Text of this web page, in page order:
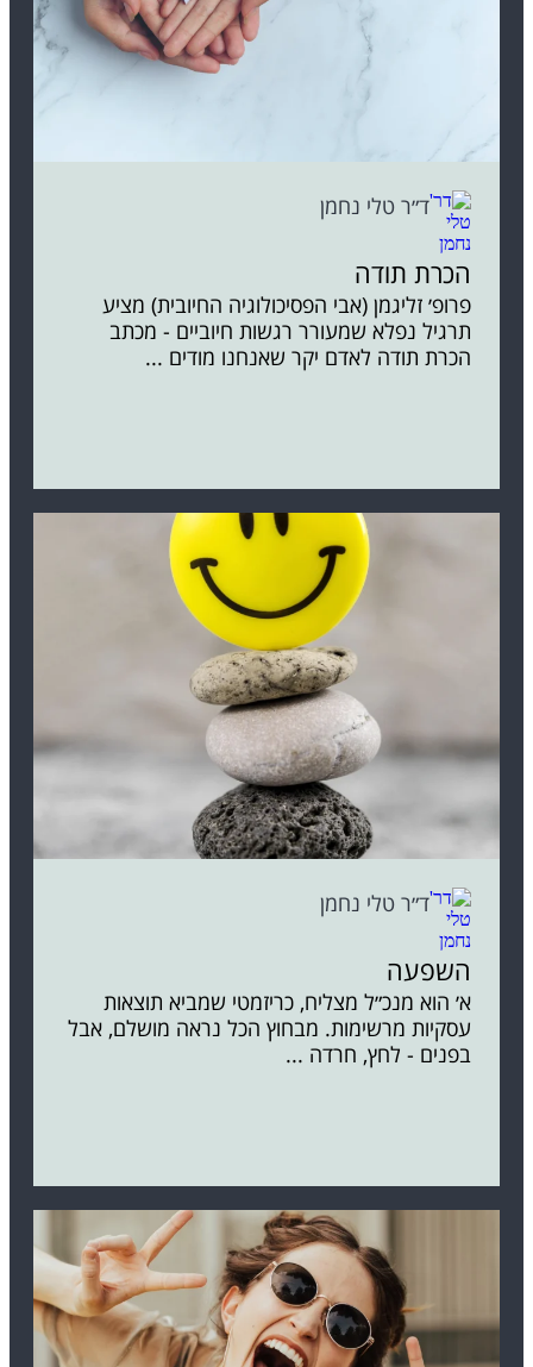
ד״ר טלי נחמן
הכרת תודה
פרופ׳ זליגמן (אבי הפסיכולוגיה החיובית) מציע
תרגיל נפלא שמעורר רגשות חיוביים - מכתב
הכרת תודה לאדם יקר שאנחנו מודים ...
ד״ר טלי נחמן
השפעה
א׳ הוא מנכ״ל מצליח, כריזמטי שמביא תוצאות
עסקיות מרשימות. מבחוץ הכל נראה מושלם, אבל
בפנים - לחץ, חרדה ...